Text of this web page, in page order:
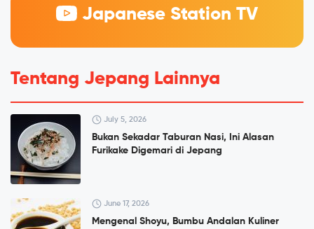
Japanese Station TV
Tentang Jepang Lainnya
July 5, 2026
Bukan Sekadar Taburan Nasi, Ini Alasan
Furikake Digemari di Jepang
June 17, 2026
Mengenal Shoyu, Bumbu Andalan Kuliner